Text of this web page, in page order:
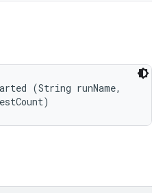
(String runName,